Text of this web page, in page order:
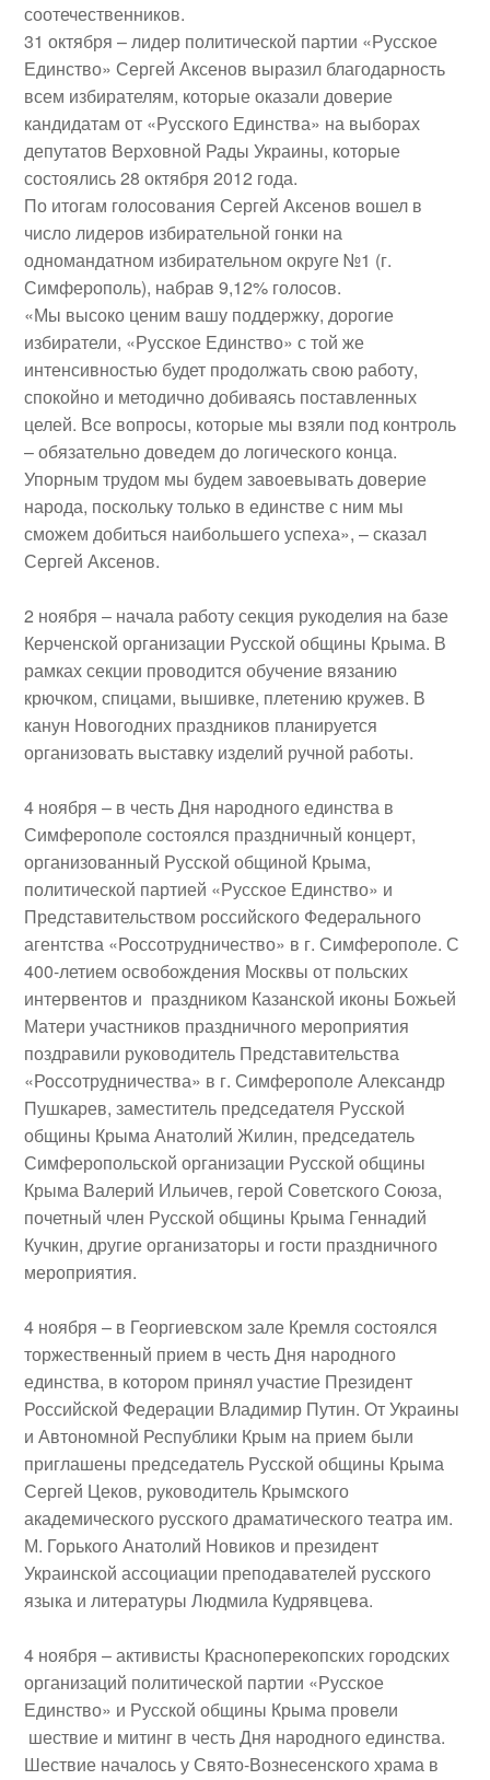
соотечественников.
31 октября – лидер политической партии «Русское
Единство»Сергей Аксенов выразил благодарность
всем избирателям, которые оказали доверие
кандидатам от «Русского Единства» на выборах
депутатов Верховной Рады Украины, которые
состоялись28 октября 2012 года.
По итогам голосования Сергей Аксенов вошел в
число лидеров избирательной гонки на
одномандатном избирательном округе №1 (г.
Симферополь), набрав 9,12% голосов.
«Мы высоко ценим вашу поддержку, дорогие
избиратели, «Русское Единство» с той же
интенсивностью будет продолжать свою работу,
спокойно и методично добиваясь поставленных
целей. Все вопросы, которые мы взяли под контроль
– обязательно доведем до логического конца.
Упорным трудом мы будем завоевывать доверие
народа, поскольку только в единстве с ним мы
сможем добиться наибольшего успеха», – сказал
Сергей Аксенов.
2 ноября – начала работусекция рукоделия на базе
Керченской организации Русской общины Крыма. В
рамках секции проводится обучение вязанию
крючком, спицами, вышивке, плетению кружев. В
канун Новогодних праздников планируется
организовать выставку изделий ручной работы.
4 ноября – в честьДня народного единства в
Симферополе состоялся праздничный концерт,
организованный Русской общиной Крыма,
политической партией «Русское Единство» и
Представительством российского Федерального
агентства «Россотрудничество» в г. Симферополе. С
400-летием освобождения Москвы от польских
интервентов и праздником Казанской иконы Божьей
Матери участников праздничного мероприятия
поздравили руководитель Представительства
«Россотрудничества» в г. СимферополеАлександр
Пушкарев, заместитель председателя Русской
общины КрымаАнатолий Жилин, председатель
Симферопольской организации Русской общины
Крыма Валерий Ильичев, герой Советского Союза,
почетный член Русской общины Крыма Геннадий
Кучкин, другие организаторы и гости праздничного
мероприятия.
4 ноября – в Георгиевском зале Кремля состоялся
торжественный прием в честь Дня народного
единства, в котором принял участие Президент
Российской Федерации Владимир Путин. От Украины
и Автономной Республики Крым на прием были
приглашены председатель Русской общины Крыма
Сергей Цеков, руководитель Крымского
академического русского драматического театра им.
М. ГорькогоАнатолий Новиков и президент
Украинской ассоциации преподавателей русского
языка и литературыЛюдмила Кудрявцева.
4 ноября – активисты Красноперекопских городских
организаций политической партии «Русское
Единство» и Русской общины Крыма провели
шествие и митинг в честь Дня народного единства.
Шествие началось у Свято-Вознесенского храма в